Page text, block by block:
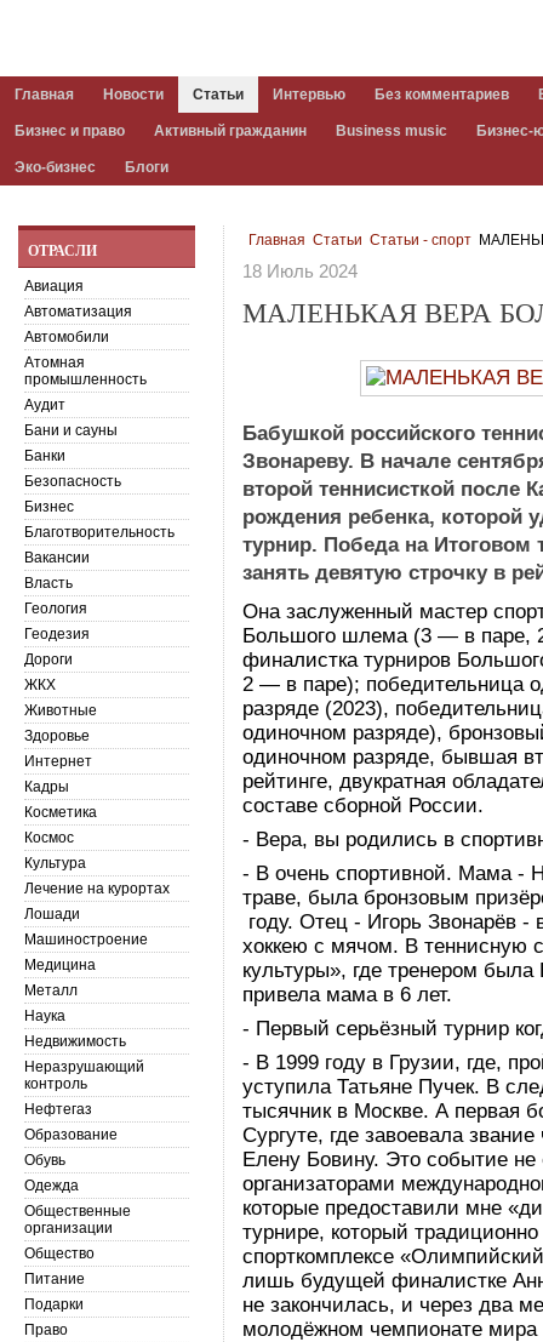
Главная Новости Статьи Интервью Без комментариев
Бизнес и право Активный гражданин Business music Бизнес-
Эко-бизнес Блоги
Главная Статьи Статьи - спорт
18 Июль 2024
МАЛЕНЬКАЯ ВЕРА
Бабушкой российского
Звонареву. В начале
второй теннисисткой после
рождения ребенка, которой
турнир. Победа на Итоговом
занять девятую строчку в
Она заслуженный мастер
Большого шлема (3 — в паре,
финалистка турниров
2 — в паре); победительница
разряде (2023),
одиночном разряде),
одиночном разряде, бывшая
рейтинге, двукратная
составе сборной России.
- Вера, вы родились в
- В очень спортивной. Мама -
траве, была бронзовым
году. Отец - Игорь Звонарёв
хоккею с мячом. В теннисную
культуры», где тренером
привела мама в 6 лет.
- Первый серьёзный турнир
- В 1999 году в Грузии, где,
уступила Татьяне Пучек. В
тысячник в Москве. А первая
Сургуте, где завоевала
Елену Бовину. Это событие
организаторами
которые предоставили мне
турнире, который
спорткомплексе
лишь будущей финалистке
не закончилась, и через два
молодёжном чемпионате
ОТРАСЛИ
Авиация
Автоматизация
Автомобили
Атомная
промышленность
Аудит
Бани и сауны
Банки
Безопасность
Бизнес
Благотворительность
Вакансии
Власть
Геология
Геодезия
Дороги
ЖКХ
Животные
Здоровье
Интернет
Кадры
Косметика
Космос
Культура
Лечение на курортах
Лошади
Машиностроение
Медицина
Металл
Наука
Недвижимость
Неразрушающий
контроль
Нефтегаз
Образование
Обувь
Одежда
Общественные
организации
Общество
Питание
Подарки
Право